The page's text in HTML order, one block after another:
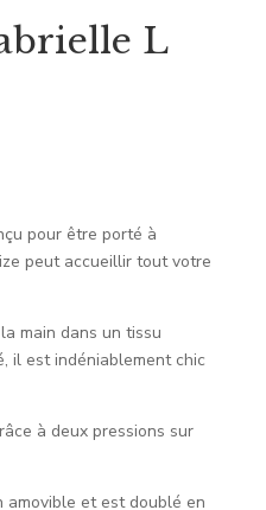
L
pour être porté à
peut accueillir tout votre
main dans un tissu
il est indéniablement chic
à deux pressions sur
amovible et est doublé en